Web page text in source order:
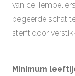
van de
begeerde schat
sterft door
Minimum